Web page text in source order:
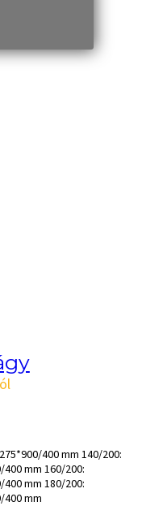
400 mm 140/200:
mm 160/200:
mm 180/200:
400 mm